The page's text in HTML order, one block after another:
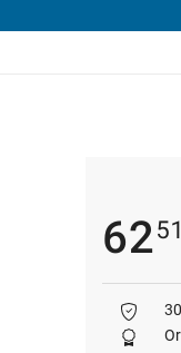
6251